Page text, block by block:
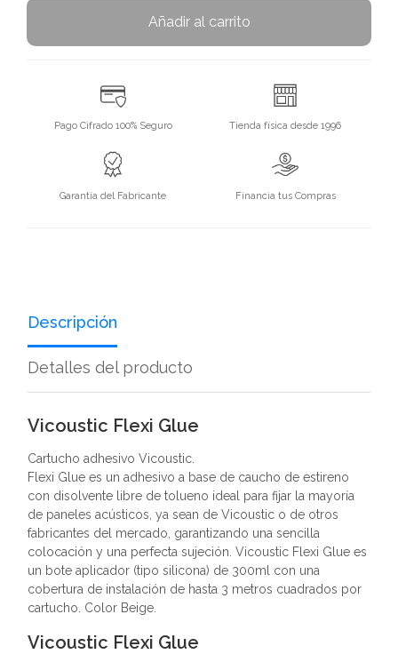
Añadir al carrito
Pago Cifrado 100% Seguro Tienda física desde 1996
Garantía del Fabricante Financia tus Compras
Descripción
Detalles del producto
Vicoustic Flexi Glue
Cartucho adhesivo Vicoustic.
Flexi Glue es un adhesivo a base de caucho de estireno
con disolvente libre de tolueno ideal para fijar la mayoría
de paneles acústicos, ya sean de Vicoustic o de otros
fabricantes del mercado, garantizando una sencilla
colocación y una perfecta sujeción. Vicoustic Flexi Glue es
un bote aplicador (tipo silicona) de 300ml con una
cobertura de instalación de hasta 3 metros cuadrados por
cartucho. Color Beige.
Vicoustic Flexi Glue